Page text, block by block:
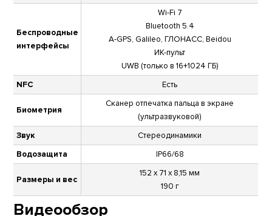
Беспроводные
интерфейсы
Wi-Fi 7
Bluetooth 5.4
A-GPS, Galileo, ГЛОНАСС, Beidou
ИК-пульт
UWB (только в 16+1024 ГБ)
NFC
Есть
Биометрия
Сканер отпечатка пальца в экране
(ультразвуковой)
Звук
Стереодинамики
Водозащита
IP66/68
Размеры и вес
152 x 71 x 8,15 мм
190 г
Видеообзор